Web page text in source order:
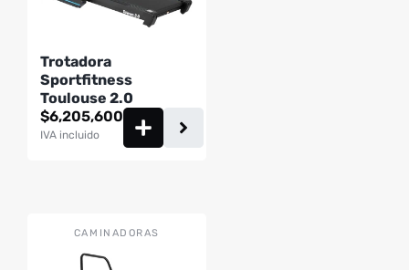
Trotadora
Sportfitness
Toulouse 2.0
$6,205,600
IVA incluido
CAMINADORAS